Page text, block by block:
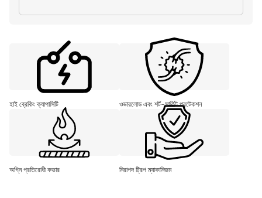
হাই ব্রেকিং ক্যাপাসিটি ওভারলোড এবং শর্ট-সার্কিট প্রটেকশন
অগ্নি প্রতিরোধী কভার নিরাপদ ট্রিপ ম্যাকানিজম